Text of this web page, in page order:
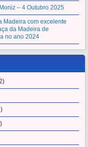
– 4 Outubro 2025
Madeira com excelente
da Madeira de
no ano 2024